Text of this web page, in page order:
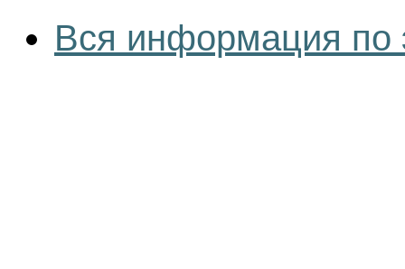
Вся информация по